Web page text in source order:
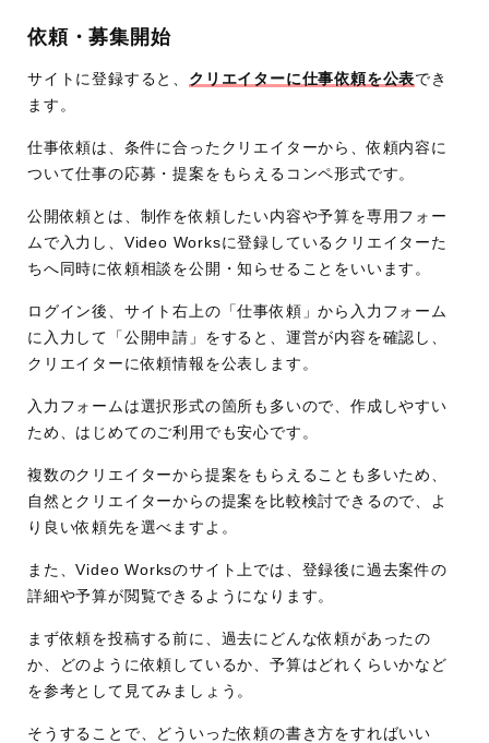
依頼・募集開始
サイトに登録すると、 クリエイターに仕事依頼を公表でき
ます。
仕事依頼は、条件に合ったクリエイターから、依頼内容に
ついて仕事の応募・提案をもらえるコンペ形式です。
公開依頼とは、制作を依頼したい内容や予算を専用フォー
ムで入力し、Video Worksに登録しているクリエイターた
ちへ同時に依頼相談を公開・知らせることをいいます。
ログイン後、サイト右上の「仕事依頼」から入力フォーム
に入力して「公開申請」をすると、運営が内容を確認し、
クリエイターに依頼情報を公表します。
入力フォームは選択形式の箇所も多いので、作成しやすい
ため、はじめてのご利用でも安心です。
複数のクリエイターから提案をもらえることも多いため、
自然とクリエイターからの提案を比較検討できるので、よ
り良い依頼先を選べますよ。
また、Video Worksのサイト上では、登録後に過去案件の
詳細や予算が閲覧できるようになります。
まず依頼を投稿する前に、過去にどんな依頼があったの
か、どのように依頼しているか、予算はどれくらいかなど
を参考として見てみましょう。
そうすることで、どういった依頼の書き方をすればいい